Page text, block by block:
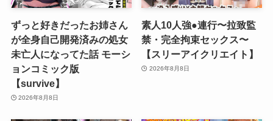
ずっと好きだったお姉さん
が全身自己開発済みの処女
未亡人になってた話 モーシ
ョンコミック版
【survive】
2026年8月8日
素人10人強●連行〜拉致監
禁・完全拘束セックス〜
【スリーアイクリエイト】
2026年8月8日